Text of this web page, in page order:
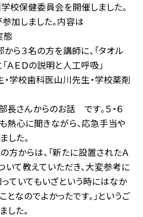
校保健委員会を開催しました。
加しました。内容は
態
ら３名の方を講師に、「タオル
ＡＥＤの説明と人工呼吸」
学校歯科医山川先生・学校薬剤
長さんからのお話 です。５・６
熱心に聞きながら、応急手当や
した。
方からは、「新たに設置されたＡ
いて教えていただき、大変参考に
っていてもいざという時にはなか
なのでよかったです。」というご
した。